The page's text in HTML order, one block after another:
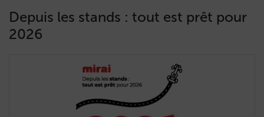
Depuis les stands : tout est prêt pour
2026